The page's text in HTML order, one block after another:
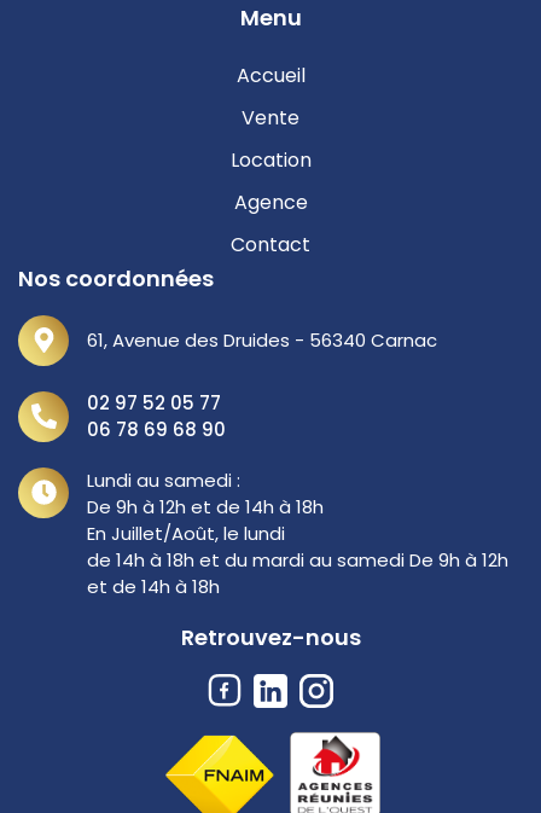
Menu
Accueil
Vente
Location
Agence
Contact
Nos coordonnées
61, Avenue des Druides - 56340 Carnac
02 97 52 05 77
06 78 69 68 90
Lundi au samedi :
De 9h à 12h et de 14h à 18h
En Juillet/Août, le lundi
de 14h à 18h et du mardi au samedi De 9h à 12h
et de 14h à 18h
Retrouvez-nous